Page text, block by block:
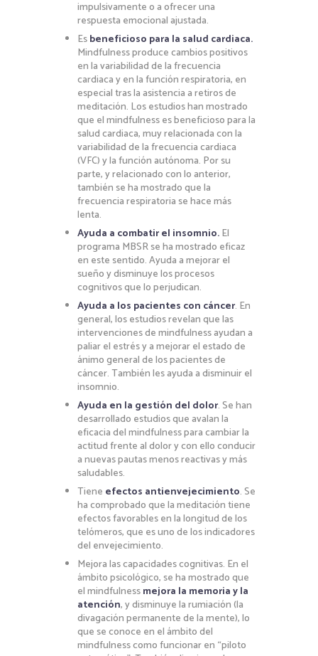
impulsivamente o a ofrecer una
respuesta emocional ajustada.
Esbeneficioso para la salud cardiaca.
Mindfulness produce cambios positivos
en la variabilidad de la frecuencia
cardiaca y en la función respiratoria, en
especial tras la asistencia a retiros de
meditación. Los estudios han mostrado
que el mindfulness es beneficioso para la
salud cardiaca, muy relacionada con la
variabilidad de la frecuencia cardiaca
(VFC) y la función autónoma. Por su
parte, y relacionado con lo anterior,
también se ha mostrado que la
frecuencia respiratoria se hace más
lenta.
Ayuda a combatir el insomnio.El
programa MBSR se ha mostrado eficaz
en este sentido. Ayuda a mejorar el
sueño y disminuye los procesos
cognitivos que lo perjudican.
Ayuda a los pacientes con cáncer. En
general, los estudios revelan que las
intervenciones de mindfulness ayudan a
paliar el estrés y a mejorar el estado de
ánimo general de los pacientes de
cáncer. También les ayuda a disminuir el
insomnio.
Ayuda en la gestión del dolor. Se han
desarrollado estudios que avalan la
eficacia del mindfulness para cambiar la
actitud frente al dolor y con ello conducir
a nuevas pautas menos reactivas y más
saludables.
Tiene efectos antienvejecimiento. Se
ha comprobado que la meditación tiene
efectos favorables en la longitud de los
telómeros, que es uno de los indicadores
del envejecimiento.
Mejora las capacidades cognitivas. En el
ámbito psicológico, se ha mostrado que
el mindfulnessmejora la memoria y la
atención, y disminuye la rumiación (la
divagación permanente de la mente), lo
que se conoce en el ámbito del
mindfulness como funcionar en “piloto